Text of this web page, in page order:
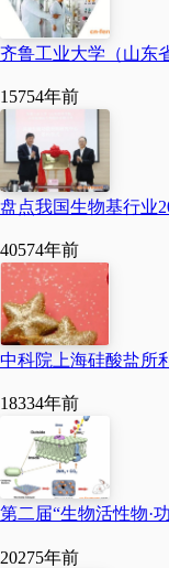
齐鲁工业大学（山东
15754年前
盘点我国生物基行业
40574年前
中科院上海硅酸盐所
18334年前
第二届“生物活性物·
20275年前